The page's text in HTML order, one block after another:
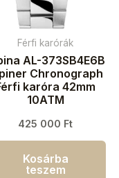
Férfi karórák
AL-373SB4E6B
Chronograph
karóra 42mm
10ATM
425 000 Ft
Kosárba
teszem